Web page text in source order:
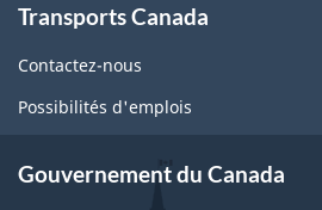
this
site
Transports Canada
Contactez-nous
Possibilités d'emplois
Gouvernement du Canada